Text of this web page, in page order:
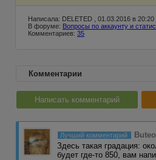
Написала: DELETED , 01.03.2016 в 20:20
В форуме: Вопросы по аккаунту и
Комментариев: 35
Комментарии
Написать комментарий
Лучший комментарий Buteo
Здесь такая градация:
будет где-то 850, вам